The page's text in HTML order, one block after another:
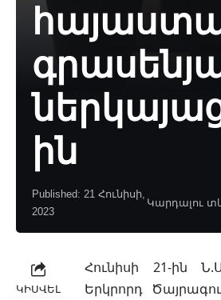
ին
Published: 21 Հունիսի,
2023
Կարդալու
ԿԻՍՎԵԼ
Հունիսի 21-ին
Երկրորդ